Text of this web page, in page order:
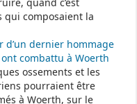
qui composaient la
d’un dernier hommage
combattu à Woerth
ossements et les
pourraient être
à Woerth, sur le